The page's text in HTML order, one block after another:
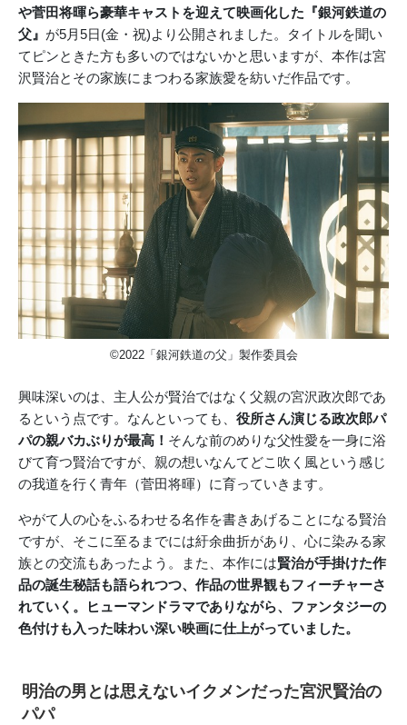
や菅田将暉ら豪華キャストを迎えて映画化した『銀河鉄道の
父』 が5月5日(金・祝)より公開されました。タイトルを聞い
てピンときた方も多いのではないかと思いますが、本作は宮
沢賢治とその家族にまつわる家族愛を紡いだ作品です。
©2022「銀河鉄道の父」製作委員会
興味深いのは、主人公が賢治ではなく父親の宮沢政次郎であ
るという点です。なんといっても、 役所さん演じる政次郎パ
パの親バカぶりが最高！ そんな前のめりな父性愛を一身に浴
びて育つ賢治ですが、親の想いなんてどこ吹く風という感じ
の我道を行く青年（菅田将暉）に育っていきます。
やがて人の心をふるわせる名作を書きあげることになる賢治
ですが、そこに至るまでには紆余曲折があり、心に染みる家
族との交流もあったよう。また、本作には賢治が手掛けた作
品の誕生秘話も語られつつ、作品の世界観もフィーチャーさ
れていく。ヒューマンドラマでありながら、ファンタジーの
色付けも入った味わい深い映画に仕上がっていました。
明治の男とは思えないイクメンだった宮沢賢治の
パパ